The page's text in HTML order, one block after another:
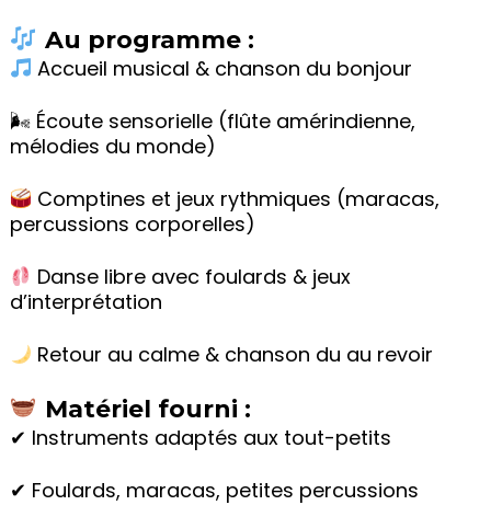
Au programme :
Accueil musical & chanson du bonjour
🌬 Écoute sensorielle (flûte amérindienne,
mélodies du monde)
Comptines et jeux rythmiques (maracas,
percussions corporelles)
Danse libre avec foulards & jeux
d’interprétation
Retour au calme & chanson du au revoir
Matériel fourni :
✔ Instruments adaptés aux tout-petits
✔ Foulards, maracas, petites percussions